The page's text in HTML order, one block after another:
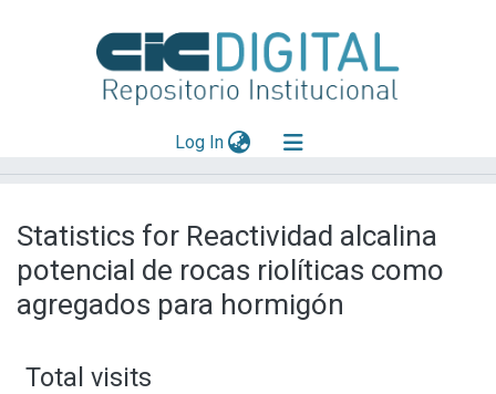
Log In(current)
Mas información
Aportar material
Statistics for Reactividad alcalina
potencial de rocas riolíticas como
agregados para hormigón
Total visits